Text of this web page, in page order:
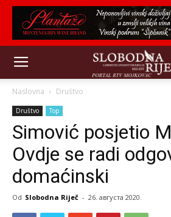
Naslovna Društvo
Društvo Top
Simović posjetio
Ovdje se radi
domaćinski
Od Slobodna Riječ - 26. августа 2020.